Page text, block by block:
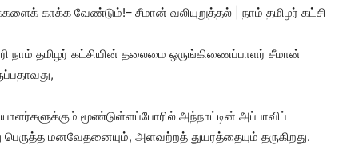
காக்க வேண்டும்!– சீமான் வலியுறுத்தல் | நாம் தமிழர் கட்சி
நாம் தமிழர் கட்சியின் தலைமை ஒருங்கிணைப்பாளர் சீமான்
மூண்டுள்ளப்போரில் அந்நாட்டின் அப்பாவிப்
பெருத்த மனவேதனையும், அளவற்றத் துயரத்தையும் தருகிறது.